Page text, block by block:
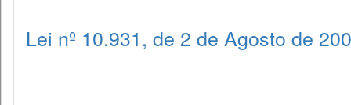
Lei nº 10.931, de 2 de Agosto de